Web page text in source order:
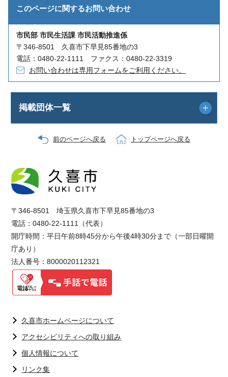
このページに関するお問い合わせ
市民部 市民生活課 市民活動推進係
〒346-8501 久喜市下早見85番地の3
電話：0480-22-1111 ファクス：0480-22-3319
お問い合わせは専用フォームをご利用ください。
掲載団体一覧
前のページへ戻る トップページへ戻る
〒346-8501 埼玉県久喜市下早見85番地の3
電話：0480-22-1111（代表）
開庁時間：平日午前8時45分から午後4時30分まで（一部日曜開
庁あり）
法人番号：8000020112321
久喜市ホームページについて
アクセシビリティへの取り組み
個人情報について
リンク集